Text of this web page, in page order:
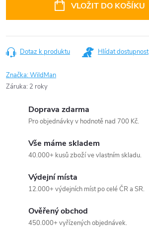
VLOŽIT DO KOŠÍKU
Dotaz k produktu Hlídat dostupnost
Značka:WildMan
Záruka: 2 roky
Doprava zdarma
Pro objednávky v hodnotě nad 700 Kč.
Vše máme skladem
40.000+ kusů zboží ve vlastním skladu.
Výdejní místa
12.000+ výdejních míst po celé ČR a SR.
Ověřený obchod
450.000+ vyřízených objednávek.